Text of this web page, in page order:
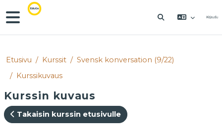
Siirry pääsisältöön
Sivupaneeli
VAIHDA Kirjaudu
Etusivu Kurssit
Svensk konversation (9/22)
Kurssikuvaus
Kurssin kuvaus
Takaisin kurssin etusivulle